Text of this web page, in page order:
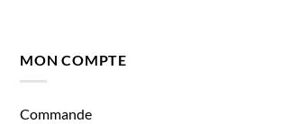
MON COMPTE
Commande